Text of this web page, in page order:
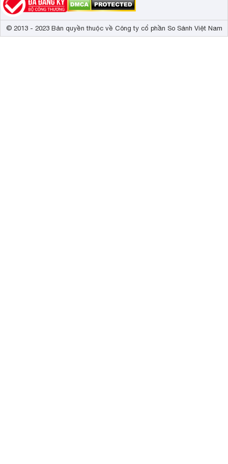
© 2013 - 2023 Bản quyền thuộc về Công ty cổ phần So Sánh Việt Nam